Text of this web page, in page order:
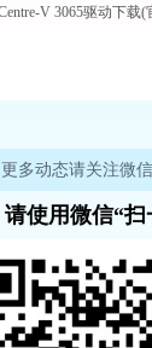
更多动态请关注微
请使用微信“扫